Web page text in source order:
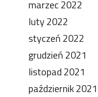
marzec 2022
luty 2022
styczeń 2022
grudzień 2021
listopad 2021
październik 2021